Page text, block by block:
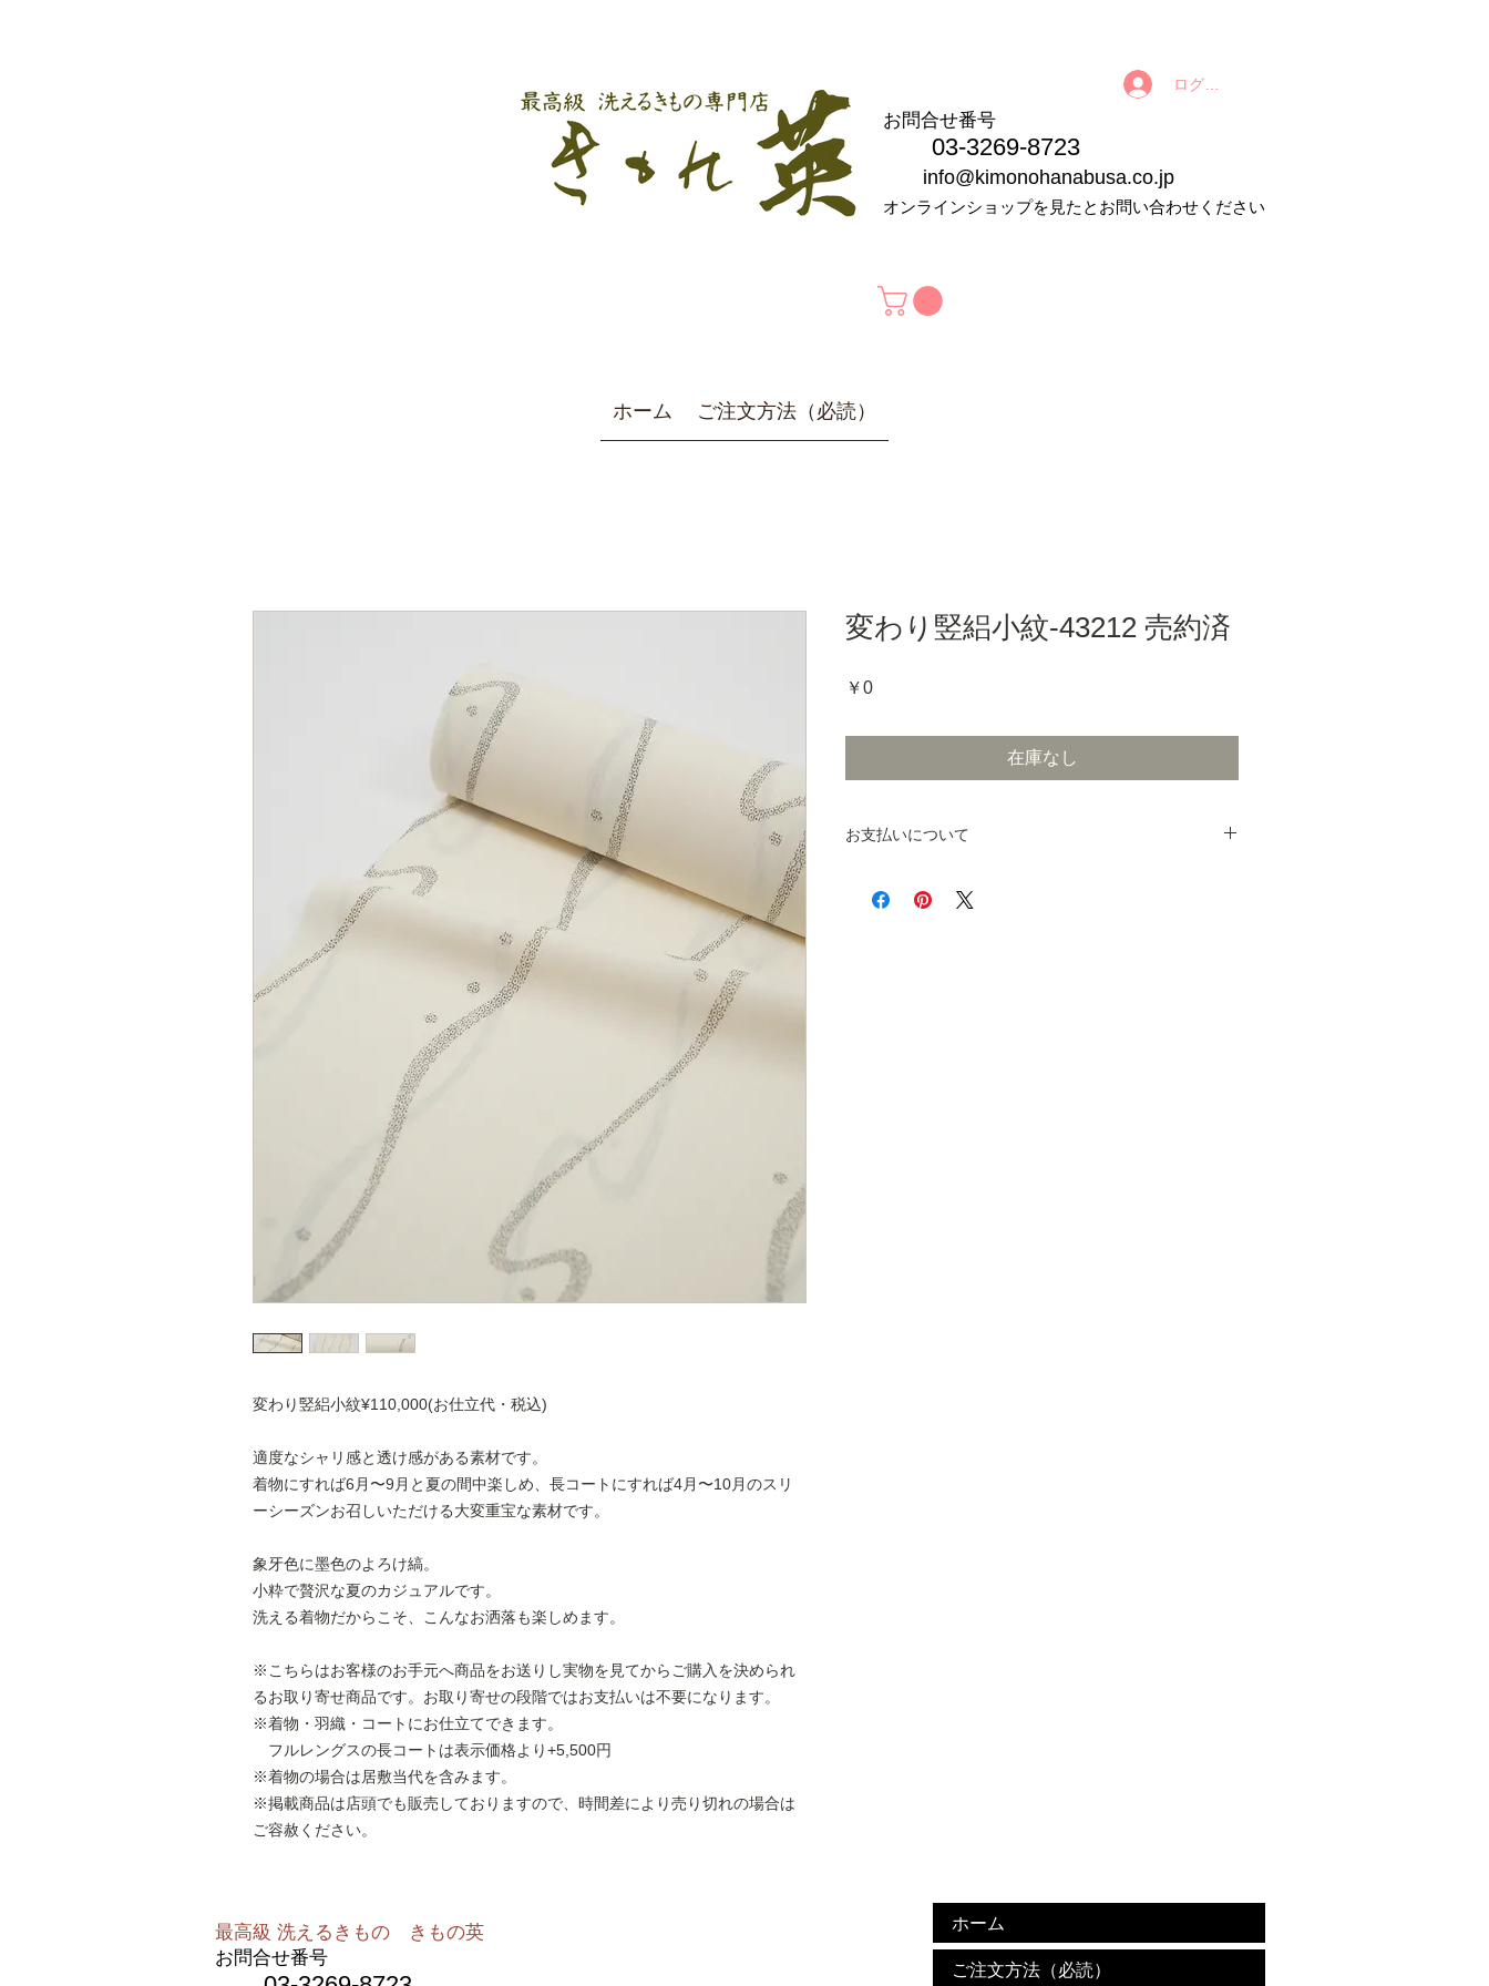
お問合せ番号
03-3269-8723
info@kimonohanabusa.co.jp
オンラインショップを見たとお問い合わせください
ログイン
ホーム ご注文方法（必読）
変わり竪絽小紋¥110,000(お仕立代・税込)
適度なシャリ感と透け感がある素材です。
着物にすれば6月〜9月と夏の間中楽しめ、長コートにすれば4月〜10月のスリ
ーシーズンお召しいただける大変重宝な素材です。
象牙色に墨色のよろけ縞。
小粋で贅沢な夏のカジュアルです。
洗える着物だからこそ、こんなお洒落も楽しめます。
※こちらはお客様のお手元へ商品をお送りし実物を見てからご購入を決められ
るお取り寄せ商品です。お取り寄せの段階ではお支払いは不要になります。
※着物・羽織・コートにお仕立てできます。
フルレングスの長コートは表示価格より+5,500円
※着物の場合は居敷当代を含みます。
※掲載商品は店頭でも販売しておりますので、時間差により売り切れの場合は
ご容赦ください。
変わり竪絽小紋-43212 売約済
￥0価
在庫なし
お支払いについて
ご注文いただくシステムです。取り寄せた段階ではお支
最高級 洗えるきもの きもの英​​
お問合せ番号
ホーム
ご注文方法（必読）